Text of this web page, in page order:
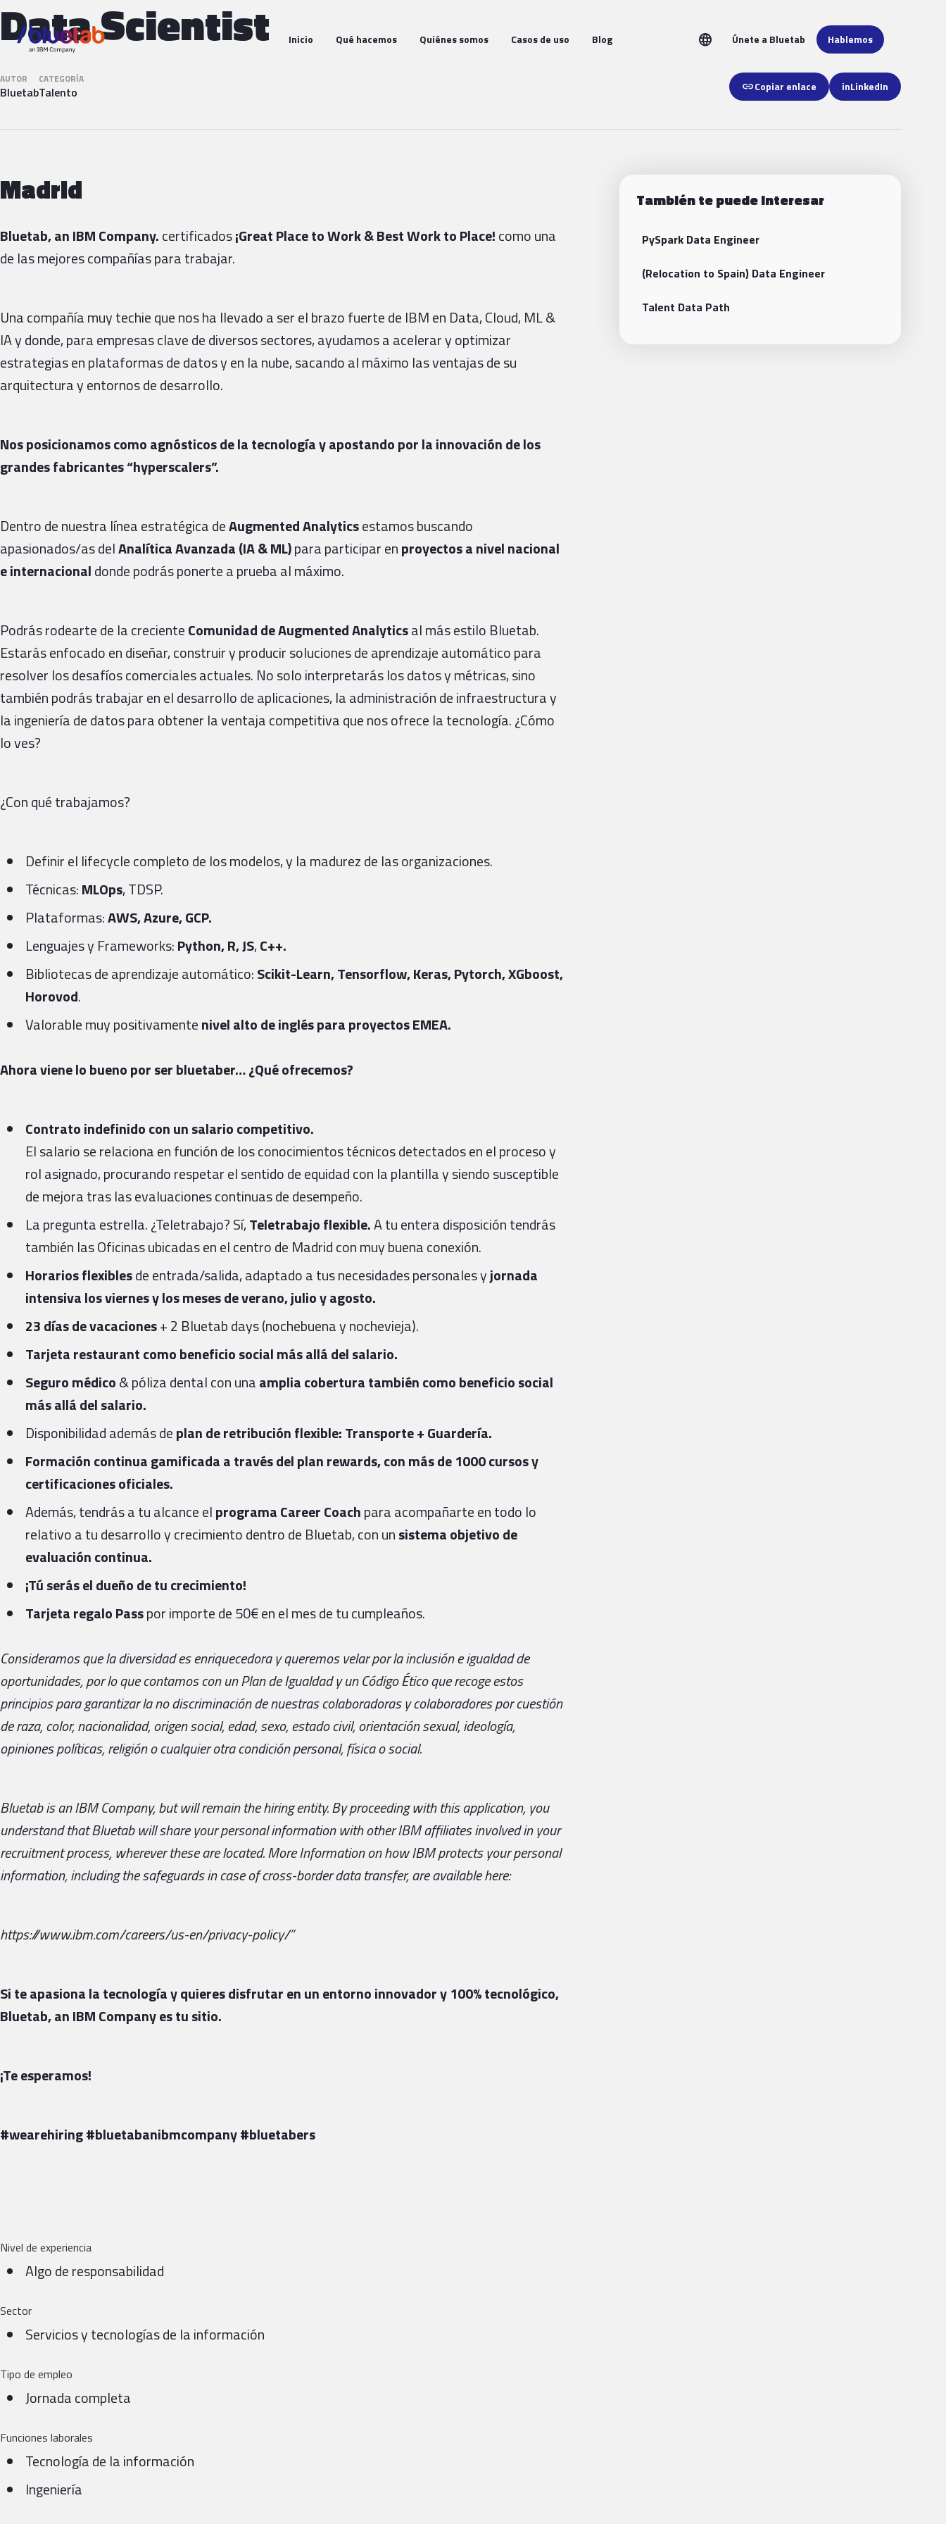
Inicio Qué hacemos Quiénes somos Casos de uso Blog language Únete a Bluetab Hablemos
Data Scientist
AUTOR
Bluetab
CATEGORÍA
Talento linkCopiar enlace inLinkedIn
Madrid
Bluetab, an IBM Company.certificados¡Great PlacetoWork & Best Work to Place!como una
de las mejores compañías para trabajar.
Una compañía muy techie que nos ha llevado a ser el brazo fuerte de IBM en Data, Cloud, ML &
IA y donde, para empresas clave de diversos sectores, ayudamos a acelerar y optimizar
estrategias en plataformas de datos y en la nube, sacando al máximo las ventajas de su
arquitectura y entornos de desarrollo.
Nos posicionamos como agnósticos de la tecnología y apostando por la innovación de los
grandes fabricantes “hyperscalers”.
Dentro de nuestra línea estratégica deAugmented Analyticsestamos buscando
apasionados/as delAnalítica Avanzada (IA & ML)para participar enproyectos a nivel nacional
e internacionaldonde podrás ponerte a prueba al máximo.
Podrás rodearte de la crecienteComunidad de Augmented Analyticsal más estilo Bluetab.
Estarás enfocado en diseñar, construir y producir soluciones de aprendizaje automático para
resolver los desafíos comerciales actuales. No solo interpretarás los datos y métricas, sino
también podrás trabajar en el desarrollo de aplicaciones, la administración de infraestructura y
la ingeniería de datos para obtener la ventaja competitiva que nos ofrece la tecnología. ¿Cómo
lo ves?
¿Con qué trabajamos?
Definir el lifecycle completo de los modelos, y la madurez de las organizaciones.
Técnicas:MLOps, TDSP.
Plataformas:AWS, Azure, GCP.
Lenguajes y Frameworks:Python, R, JS,C++.
Bibliotecas de aprendizaje automático:Scikit-Learn, Tensorflow, Keras, Pytorch, XGboost,
Horovod.
Valorable muy positivamentenivel alto de inglés para proyectos EMEA.
Ahora viene lo bueno por ser bluetaber… ¿Qué ofrecemos?
Contrato indefinido con un salario competitivo.
El salario se relaciona en función de los conocimientos técnicos detectados en el proceso y
rol asignado, procurando respetar el sentido de equidad con la plantilla y siendo susceptible
de mejora tras las evaluaciones continuas de desempeño.
La pregunta estrella. ¿Teletrabajo? Sí,Teletrabajo flexible.A tu entera disposición tendrás
también las Oficinas ubicadas en el centro de Madrid con muy buena conexión.
Horarios flexiblesde entrada/salida, adaptado a tus necesidades personales yjornada
intensiva los viernes y los meses de verano, julio y agosto.
23 días de vacaciones+ 2 Bluetab days (nochebuena y nochevieja).
Tarjeta restaurant como beneficio social más allá del salario.
Seguro médico& póliza dental con unaamplia cobertura también como beneficio social
más allá del salario.
Disponibilidad además deplan de retribución flexible: Transporte + Guardería.
Formación continua gamificada a través del plan rewards, con más de 1000 cursos y
certificaciones oficiales.
Además, tendrás a tu alcance elprograma Career Coachpara acompañarte en todo lo
relativo a tu desarrollo y crecimiento dentro de Bluetab, con unsistema objetivo de
evaluación continua.
¡Tú serás el dueño de tu crecimiento!
Tarjeta regalo Passpor importe de 50€ en el mes de tu cumpleaños.
Consideramos que la diversidad es enriquecedora y queremos velar por la inclusión e igualdad de
oportunidades, por lo que contamos con un Plan de Igualdad y un Código Ético que recoge estos
principios para garantizar la no discriminación de nuestras colaboradoras y colaboradores por cuestión
de raza, color, nacionalidad, origen social, edad, sexo, estado civil, orientación sexual, ideología,
opiniones políticas, religión o cualquier otra condición personal, física o social.
Bluetab is an IBM Company, but will remain the hiring entity.By proceeding with this application, you
understand that Bluetab will share your personal information with other IBM affiliates involved in your
recruitment process, wherever these are located. More Information on how IBM protects your personal
information, including the safeguards in case of cross-border data transfer, are available here:
https://www.ibm.com/careers/us-en/privacy-policy/”
Si te apasiona la tecnología y quieres disfrutar en un entorno innovador y 100% tecnológico,
Bluetab, an IBM Company es tu sitio.
¡Te esperamos!
#wearehiring #bluetabanibmcompany #bluetabers
Nivel de experiencia
Algo de responsabilidad
Sector
Servicios y tecnologías de la información
Tipo de empleo
Jornada completa
Funciones laborales
Tecnología de la información
Ingeniería
También te puede interesar
PySpark Data Engineer
(Relocation to Spain) Data Engineer
Talent Data Path